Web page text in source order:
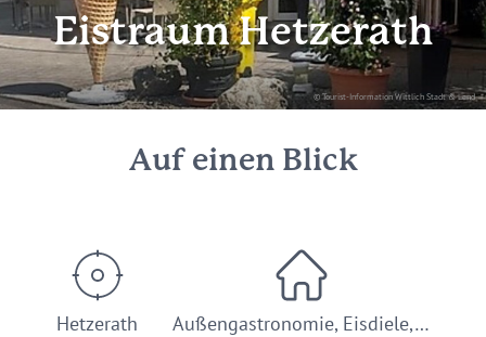
© Tourist-Information Wittlich Stadt & Land
Eistraum Hetzerath
Auf einen Blick
Hetzerath Außengastronomie, Eisdiele,…